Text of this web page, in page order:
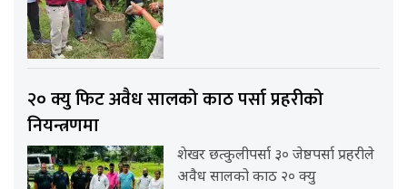
२० क्यु फिट अवैध सालको काठ पर्सा प्रहरीको
नियन्त्रणमा
शेखर छत्कुलीपर्सा ३० जेष्ठपर्सा प्रहरीले
अवैध सालको काठ २० क्यु